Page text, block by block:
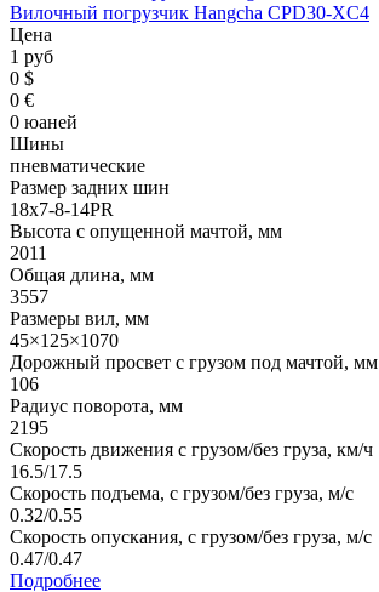
Вилочный погрузчик Hangcha CPD30-XC4
Цена
1 руб
0 $
0 €
0 юаней
Шины
пневматические
Размер задних шин
18x7-8-14PR
Высота с опущенной мачтой, мм
2011
Общая длина, мм
3557
Размеры вил, мм
45×125×1070
Дорожный просвет с грузом под мачтой, мм
106
Радиус поворота, мм
2195
Скорость движения с грузом/без груза, км/ч
16.5/17.5
Скорость подъема, с грузом/без груза, м/с
0.32/0.55
Скорость опускания, с грузом/без груза, м/с
0.47/0.47
Подробнее